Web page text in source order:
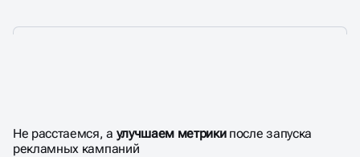
ЗА РЕЗУЛЬТАТ
Не расстаемся, а улучшаем метрикипосле запуска
рекламных кампаний